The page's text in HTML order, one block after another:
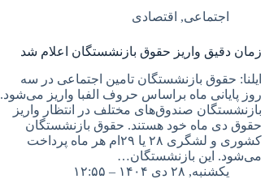
اجتماعی, اقتصادی
زمان دقیق واریز حقوق بازنشستگان اعلام شد
ایلنا: حقوق بازنشستگان تامین اجتماعی در سه
روز پایانی ماه براساس حروف الفبا واریز می‌شود.
بازنشستگان صندوق‌های مختلف در انتظار واریز
حقوق دی ماه خود هستند. حقوق بازنشستگان
کشوری و لشگری ۲۸ یا ۲۹‌ام هر ماه پرداخت
می‌شود. این بازنشستگان…
یکشنبه, ۲۸ دی ۱۴۰۴ – ۱۲:۵۵